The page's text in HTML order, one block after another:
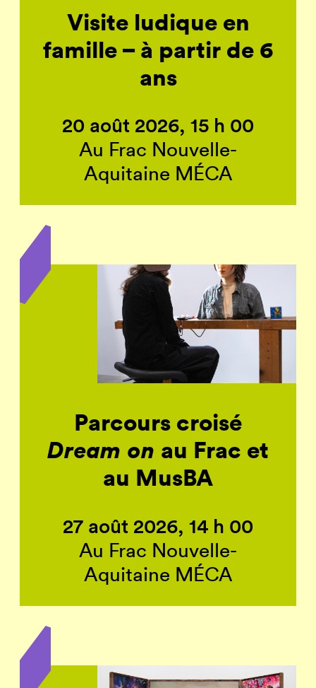
Visite ludique en
famille – à partir de 6
ans
20 août 2026, 15 h 00
Au Frac Nouvelle-
Aquitaine MÉCA
Parcours croisé
Dream on au Frac et
au MusBA
27 août 2026, 14 h 00
Au Frac Nouvelle-
Aquitaine MÉCA